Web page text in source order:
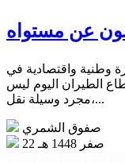
عن مستواه
وطنية واقتصادية في
الطيران اليوم ليس
مجرد وسيلة نقل،...
صفوق الشمري
22 صفر 1448 هـ